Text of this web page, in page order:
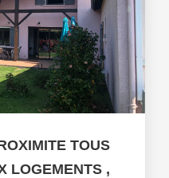
TOUS
LOGEMENTS ,